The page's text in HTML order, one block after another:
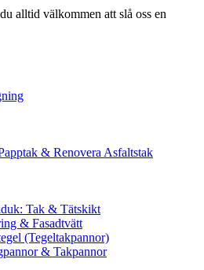
alltid välkommen att slå oss en
& Renovera Asfaltstak
Tak & Tätskikt
& Fasadtvätt
(Tegeltakpannor)
& Takpannor